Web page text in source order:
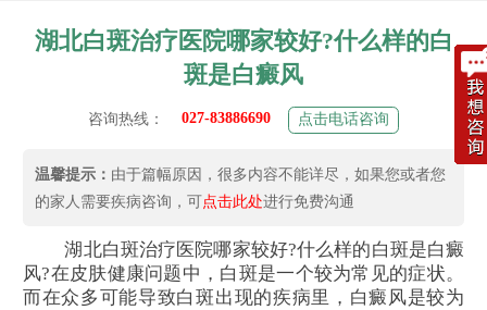
湖北白斑治疗医院哪家较好?什么样的白
斑是白癜风
咨询热线： 027-83886690 点击电话咨询
温馨提示： 由于篇幅原因，很多内容不能详尽，如果您或者您
的家人需要疾病咨询，可点击此处进行免费沟通
湖北白斑治疗医院哪家较好?什么样的白斑是白癜
风?在皮肤健康问题中，白斑是一个较为常见的症状。
而在众多可能导致白斑出现的疾病里，白癜风是较为